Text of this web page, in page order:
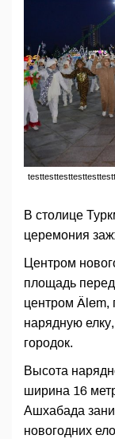
В столице
церемония
Центром
площадь перед
центром Älem,
нарядную
городок.
Высота
ширина 16
Ашхабада
новогодних